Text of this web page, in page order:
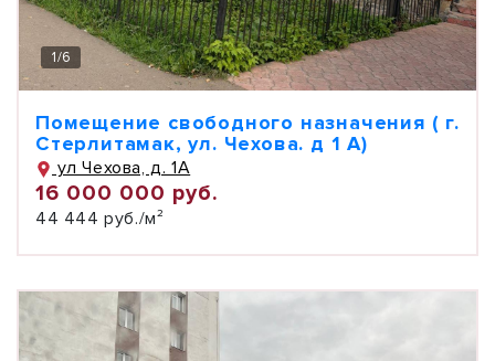
1/6
Помещение свободного назначения ( г.
Стерлитамак, ул. Чехова. д 1 А)
ул Чехова, д. 1А
16 000 000 руб.
44 444 руб./м²